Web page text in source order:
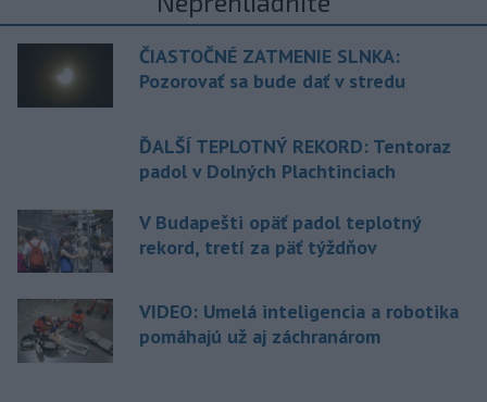
ČIASTOČNÉ ZATMENIE SLNKA:
Pozorovať sa bude dať v stredu
ĎALŠÍ TEPLOTNÝ REKORD: Tentoraz
padol v Dolných Plachtinciach
V Budapešti opäť padol teplotný
rekord, tretí za päť týždňov
VIDEO: Umelá inteligencia a robotika
pomáhajú už aj záchranárom